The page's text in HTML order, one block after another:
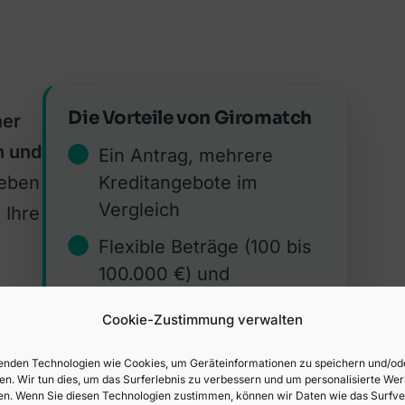
Cookie-Zustimmung verwalten
Technologien wie Cookies, um Geräteinformationen zu speichern und/
Wir tun dies, um das Surferlebnis zu verbessern und um personalisierte
Wenn Sie diesen Technologien zustimmen, können wir Daten wie das
und
Ihre
,
Die Vorteile von Giromatch
Ein Antrag, mehrere
Kreditangebote im
Vergleich
Flexible Beträge (100 bis
100.000 €) und
der Regel binnen 1 bis 3
Tagen